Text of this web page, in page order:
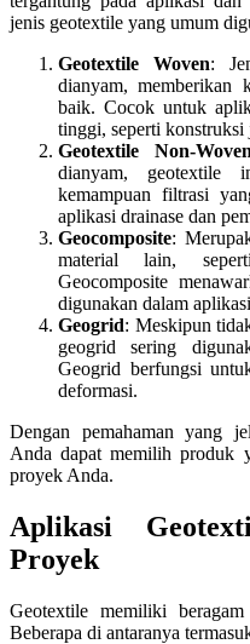
jenis geotextile yang umum
Geotextile Woven:
dianyam, memberikan
baik. Cocok untuk
tinggi, seperti konstruksi
Geotextile Non-Woven
dianyam,
kemampuan filtrasi
aplikasi drainase dan
Geocomposite:
material lain,
Geocomposite
digunakan dalam
Geogrid: Meskipun
geogrid sering
Geogrid berfungsi
deformasi.
Dengan pemahaman yang
Anda dapat memilih produk
proyek Anda.
Aplikasi
Proyek
Geotextile memiliki
Beberapa di antaranya